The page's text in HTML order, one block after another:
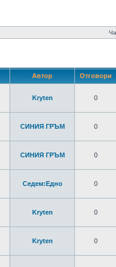
Автор Отговори
Kryten 0
СИНИЯ ГРЪМ 0
СИНИЯ ГРЪМ 0
Седем:Едно 0
Kryten 0
Kryten 0